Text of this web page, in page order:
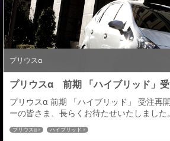
プリウスα
プリウスα 前期 「ハイブリッド」
プリウスα 前期 「ハイブリッド」 受注再
ーの皆さま、長らくお待たせいたしまし
イラーがリニューアルし本日より受注再開
デザインはそのままで、商品の材質がＡＢ
プリウスα ハイブリッド